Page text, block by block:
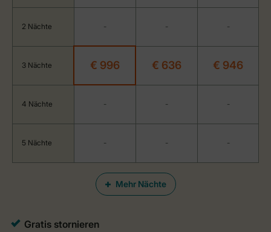
Mehr Nächte
2 Nächte - - -
3 Nächte € 996 € 636 € 946
4 Nächte - - -
5 Nächte - - -